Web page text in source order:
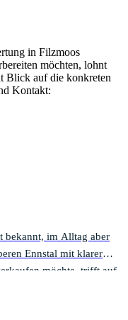
in Filzmoos
möchten, lohnt
Blick auf die konkreten
Kontakt:
bekannt, im Alltag aber
Ennstal mit klarer
möchte, trifft auf
Themen und